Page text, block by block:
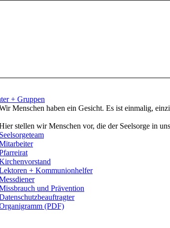
+ Gruppen
Menschen haben ein Gesicht. Es ist einmalig,
stellen wir Menschen vor, die der Seelsorge in
Seelsorgeteam
+ Kommunionhelfer
und Prävention
(PDF)